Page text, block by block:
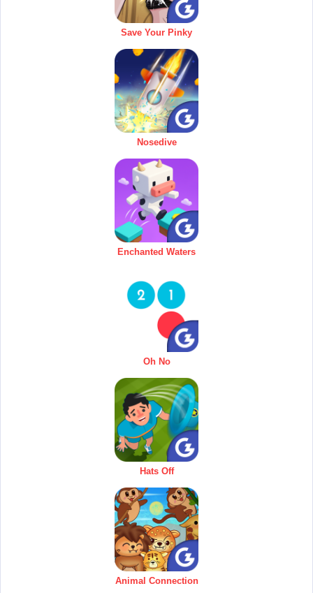
Save Your Pinky
Nosedive
Enchanted Waters
Oh No
Hats Off
Animal Connection